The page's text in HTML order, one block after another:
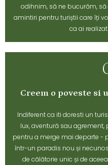
odihnim, să ne bucurăm,
amintiri pentru turiștii care îți
ca ai
Creem o poveste
Indiferent ca iti doresti un
lux, aventură sau
pentru a merge mai departe -
într-un paradis nou și
de călătorie unic și de